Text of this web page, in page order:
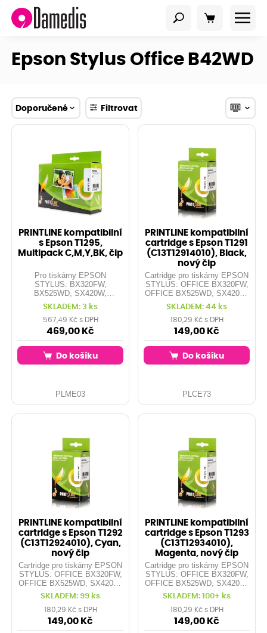
Epson Stylus Office B42WD
Doporučené Filtrovat
PRINTLINE kompatibilní
s Epson T1295,
Multipack C,M,Y,BK, čip
Pro tiskárny EPSON
STYLUS: BX320FW,
BX525WD, SX420W,
SX525WD, SX620FW,
BX305F, BX625FWD,
SX425W, ... Kapacita: 1x 14,3
ml x 12 ml Barvy: black, cyan,
magenta, yellow Obsahuje:
T1291,T1292,T1293,T1294
SKLADEM: 3 ks
567,49 Kč s DPH
469,00 Kč
Do košíku
PLME03
PRINTLINE kompatibilní
cartridge s Epson T1291
(C13T12914010), Black,
nový čip
Cartridge pro tiskárny EPSON
STYLUS: OFFICE BX320FW,
OFFICE BX525WD, SX420W,
SX525WD, SX620FW,
OFFICE BX305F, OFFICE
BX625FWD, SX425W, ...
Kapacita: 14 ml - originál má
pouze 11,2 ml Barva: black
SKLADEM: 44 ks
180,29 Kč s DPH
149,00 Kč
Do košíku
PLCE73
PRINTLINE kompatibilní
cartridge s Epson T1292
(C13T12924010), Cyan,
nový čip
Cartridge pro tiskárny EPSON
STYLUS: OFFICE BX320FW,
OFFICE BX525WD, SX420W,
SX525WD, SX620FW,
OFFICE BX305F, OFFICE
BX625FWD, SX425W, ...
Kapacita: 12 ml - originál má
pouze 7 ml Barva: cyan
SKLADEM: 99 ks
180,29 Kč s DPH
149,00 Kč
PRINTLINE kompatibilní
cartridge s Epson T1293
(C13T12934010),
Magenta, nový čip
Cartridge pro tiskárny EPSON
STYLUS: OFFICE BX320FW,
OFFICE BX525WD, SX420W,
SX525WD, SX620FW,
OFFICE BX305F, OFFICE
BX625FWD, SX425W, ...
Kapacita: 12 ml - originál má
pouze 7ml Barva: magenta
SKLADEM: 100+ ks
180,29 Kč s DPH
149,00 Kč